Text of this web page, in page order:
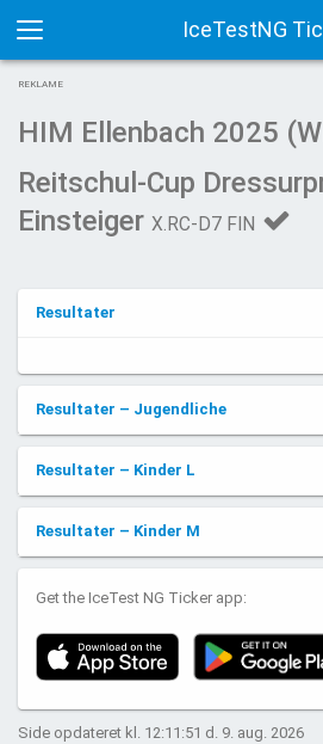
IceTestNG
Toggle
navigation
REKLAME
HIM Ellenbach 2025
Reitschul-Cup
Einsteiger X.RC-D7 FIN
Resultater
Resultater – Jugendliche
Resultater – Kinder L
Resultater – Kinder M
Get the IceTest NG Ticker app:
Side opdateret kl. 12:11:51 d. 9. aug. 2026